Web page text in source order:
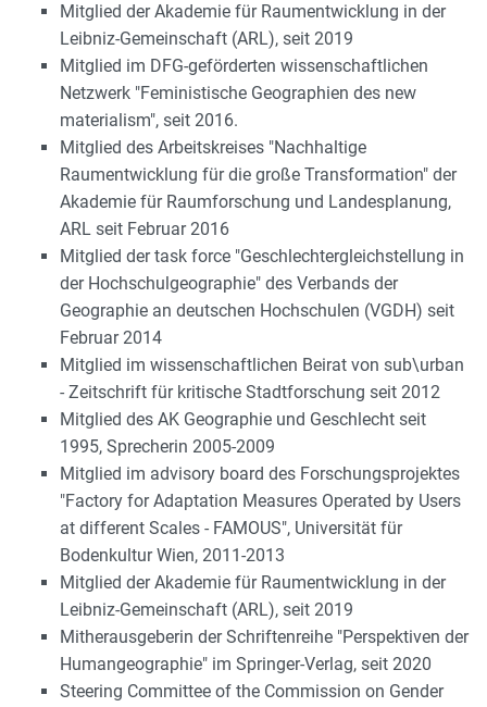
Mitglied der Akademie für Raumentwicklung in der
Leibniz-Gemeinschaft (ARL), seit 2019
Mitglied im DFG-geförderten wissenschaftlichen
Netzwerk "Feministische Geographien des new
materialism", seit 2016.
Mitglied des Arbeitskreises "Nachhaltige
Raumentwicklung für die große Transformation" der
Akademie für Raumforschung und Landesplanung,
ARL seit Februar 2016
Mitglied der task force "Geschlechtergleichstellung in
der Hochschulgeographie" des Verbands der
Geographie an deutschen Hochschulen (VGDH) seit
Februar 2014
Mitglied im wissenschaftlichen Beirat von sub\urban
- Zeitschrift für kritische Stadtforschung seit 2012
Mitglied des AK Geographie und Geschlecht seit
1995, Sprecherin 2005-2009
Mitglied im advisory board des Forschungsprojektes
"Factory for Adaptation Measures Operated by Users
at different Scales - FAMOUS", Universität für
Bodenkultur Wien, 2011-2013
Mitglied der Akademie für Raumentwicklung in der
Leibniz-Gemeinschaft (ARL), seit 2019
Mitherausgeberin der Schriftenreihe "Perspektiven der
Humangeographie" im Springer-Verlag, seit 2020
Steering Committee of the Commission on Gender